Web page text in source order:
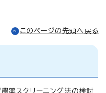
このページの先頭へ戻る
薬スクリーニング法の検討